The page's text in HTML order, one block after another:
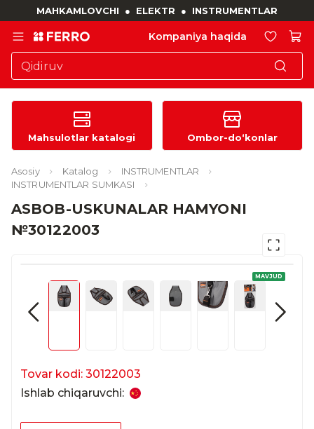
MAHKAMLOVCHI ● ELEKTR ● INSTRUMENTLAR
Kompaniya haqida
Mahsulotlar katalogi Ombor-do‘konlar
Asosiy Katalog
INSTRUMENTLAR
INSTRUMENTLAR SUMKASI
ASBOB-USKUNALAR HAMYONI
№30122003
MAVJUD
Tovar kodi: 30122003
Ishlab chiqaruvchi: